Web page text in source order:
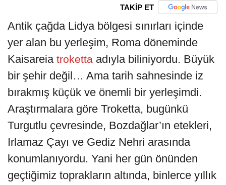
TAKİP ET
Antik çağda Lidya bölgesi sınırları içinde
yer alan bu yerleşim, Roma döneminde
Kaisareia troketta adıyla biliniyordu. Büyük
bir şehir değil… Ama tarih sahnesinde iz
bırakmış küçük ve önemli bir yerleşimdi.
Araştırmalara göre Troketta, bugünkü
Turgutlu çevresinde, Bozdağlar’ın etekleri,
Irlamaz Çayı ve Gediz Nehri arasında
konumlanıyordu. Yani her gün önünden
geçtiğimiz toprakların altında, binlerce yıllık